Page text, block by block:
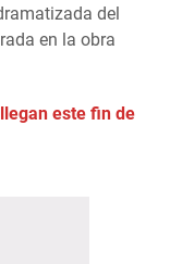
del
en la obra
este fin de